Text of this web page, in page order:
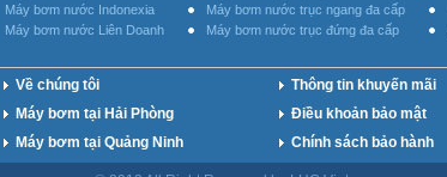
Máy bơm nước Indonexia
Máy bơm nước Liên Doanh
Máy bơm nước trục ngang đa cấp
Máy bơm nước trục đứng đa cấp
Về chúng tôi
Máy bơm tại Hải Phòng
Máy bơm tại Quảng Ninh
Thông tin khuyến mãi
Điều khoản bảo mật
Chính sách bảo hành